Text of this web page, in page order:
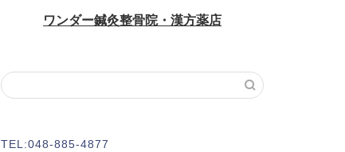
TEL:048-885-4877